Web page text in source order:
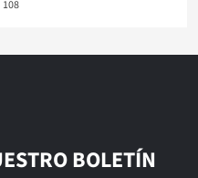
108
BOLETÍN